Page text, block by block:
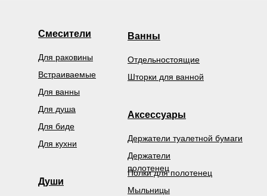
Смесители
Души
Держатели
полотенец
Мыльницы
Держатели туалетной бумаги
Полки для полотенец
Встраиваемые
Для биде
Для ванны
Для душа
Для раковины
Для кухни
Ванны
Отдельностоящие
Шторки для ванной
Аксессуары